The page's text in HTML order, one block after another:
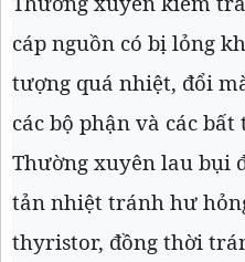
cáp nguồn có bị lỏng
tượng quá nhiệt, đổi
các bộ phận và các
Thường xuyên lau bụi
tản nhiệt tránh hư
thyristor, đồng thời